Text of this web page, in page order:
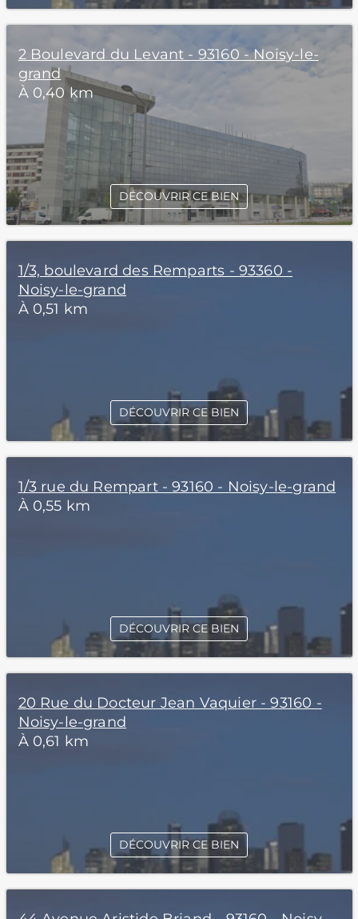
2 Boulevard du Levant - 93160 - Noisy-le-
grand
À 0,40 km
DÉCOUVRIR CE BIEN
1/3, boulevard des Remparts - 93360 -
Noisy-le-grand
À 0,51 km
DÉCOUVRIR CE BIEN
1/3 rue du Rempart - 93160 - Noisy-le-grand
À 0,55 km
DÉCOUVRIR CE BIEN
20 Rue du Docteur Jean Vaquier - 93160 -
Noisy-le-grand
À 0,61 km
DÉCOUVRIR CE BIEN